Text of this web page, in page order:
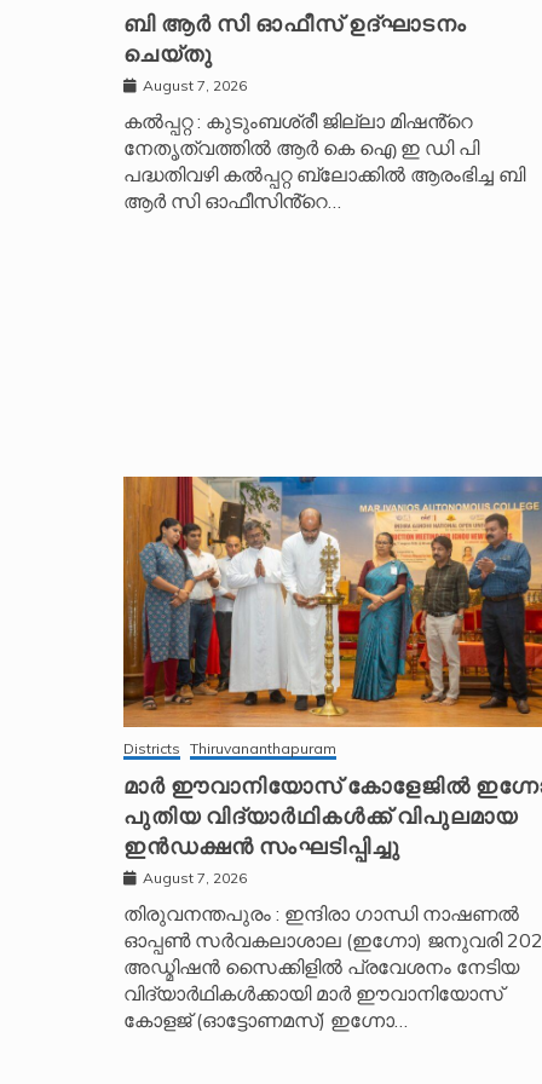
ബി ആർ സി ഓഫീസ് ഉദ്ഘാടനം
ചെയ്തു
August 7, 2026
കൽപ്പറ്റ : കുടുംബശ്രീ ജില്ലാ മിഷൻ്റെ
നേതൃത്വത്തിൽ ആർ കെ ഐ ഇ ഡി പി
പദ്ധതിവഴി കൽപ്പറ്റ ബ്ലോക്കിൽ ആരംഭിച്ച ബി
ആർ സി ഓഫീസിൻ്റെ…
Districts Thiruvananthapuram
മാർ ഈവാനിയോസ് കോളേജിൽ
പുതിയ വിദ്യാർഥികൾക്ക് വിപുലമായ
ഇൻഡക്ഷൻ സംഘടിപ്പിച്ചു
August 7, 2026
തിരുവനന്തപുരം : ഇന്ദിരാ ഗാന്ധി നാഷണൽ
ഓപ്പൺ സർവകലാശാല (ഇഗ്നോ) ജനുവരി
അഡ്മിഷൻ സൈക്കിളിൽ പ്രവേശനം നേടിയ
വിദ്യാർഥികൾക്കായി മാർ ഈവാനിയോസ്
കോളജ് (ഓട്ടോണമസ്) ഇഗ്നോ…